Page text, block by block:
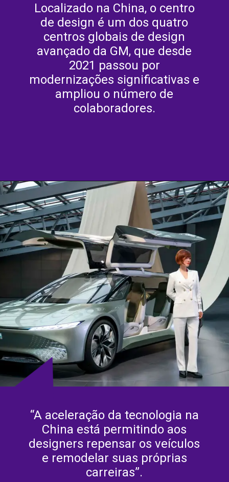
Localizado na China, o centro
de design é um dos quatro
centros globais de design
avançado da GM, que desde
2021 passou por
modernizações significativas e
ampliou o número de
colaboradores.
“A aceleração da tecnologia na
China está permitindo aos
designers repensar os veículos
e remodelar suas próprias
carreiras”.